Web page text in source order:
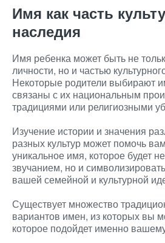
Имя как часть
наследия
Имя ребенка может быть не
личности, но и частью
Некоторые родители выбирают
связаны с их национальным
традициями или религиозными
Изучение истории и значения
разных культур может помочь
уникальное имя, которое будет
звучанием, но и
вашей семейной и культурной
Существует множество
вариантов имен, из которых вы
которое подойдет именно